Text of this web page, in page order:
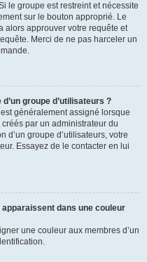
le groupe est restreint et nécessite
sur le bouton approprié. Le
alors approuver votre requête et
Merci de ne pas harceler un
groupe d’utilisateurs ?
généralement assigné lorsque
par un administrateur du
d’un groupe d’utilisateurs, votre
Essayez de le contacter en lui
dans une couleur
une couleur aux membres d’un